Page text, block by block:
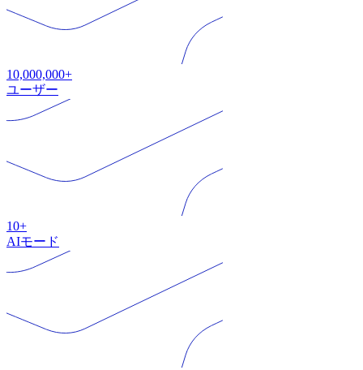
10,000,000+
ユーザー
10+
AIモード